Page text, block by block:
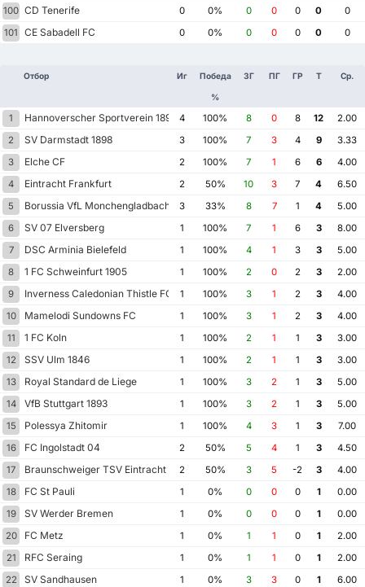
100 CD Tenerife 0 0% 0 0 0 0
0
101
CE Sabadell FC 0 0% 0 0 0 0 0
Отбор Иг Победа
%
ЗГ ПГ ГР Т Ср.
1 Hannoverscher Sportverein 1896 4 100% 8 0 8 12
2.00
2
SV Darmstadt 1898 3 100% 7 3 4 9
3.33
3
Elche CF 2 100% 7 1 6 6
4.00
4
Eintracht Frankfurt 2 50% 10 3 7 4
6.50
5
Borussia VfL Monchengladbach 3 33% 8 7 1 4
5.00
6
SV 07 Elversberg 1 100% 7 1 6 3
8.00
7
DSC Arminia Bielefeld 1 100% 4 1 3 3
5.00
8
1 FC Schweinfurt 1905 1 100% 2 0 2 3
2.00
9
Inverness Caledonian Thistle FC 1 100% 3 1 2 3
4.00
10
Mamelodi Sundowns FC 1 100% 3 1 2 3
4.00
11
1 FC Koln 1 100% 2 1 1 3
3.00
12
SSV Ulm 1846 1 100% 2 1 1 3
3.00
13
Royal Standard de Liege 1 100% 3 2 1 3
5.00
14
VfB Stuttgart 1893 1 100% 3 2 1 3
5.00
15
Polessya Zhitomir 1 100% 4 3 1 3
7.00
16
FC Ingolstadt 04 2 50% 5 4 1 3
4.50
17
Braunschweiger TSV Eintracht 1895
2 50% 3 5 -2 3
4.00
18
FC St Pauli 1 0% 0 0 0 1
0.00
19
SV Werder Bremen 1 0% 0 0 0 1
0.00
20
FC Metz 1 0% 1 1 0 1
2.00
21
RFC Seraing 1 0% 1 1 0 1
2.00
22
SV Sandhausen 1 0% 3 3 0 1
6.00